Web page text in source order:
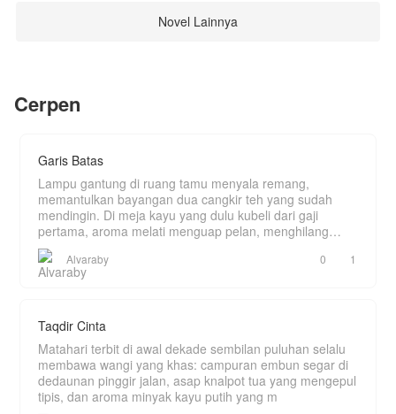
[Hadiah : alat penyulingan esensi Cairan dewa]
gunung, dan tidak ada dewa yang menginjak-injak
langit. Ini adalah alam yang murni fana, di mana
Wajahnya sangat tampan namun memancarkan
ketenangan yang tidak wajar untuk anak
seusianya. Matanya hitam pekat, sedalam lautan
malam.
Novel Lainnya
Cerpen
Garis Batas
Lampu gantung di ruang tamu menyala remang,
memantulkan bayangan dua cangkir teh yang sudah
mendingin. Di meja kayu yang dulu kubeli dari gaji
pertama, aroma melati menguap pelan, menghilang
ditelan k
Alvaraby 0 1
Taqdir Cinta
Matahari terbit di awal dekade sembilan puluhan selalu
membawa wangi yang khas: campuran embun segar di
dedaunan pinggir jalan, asap knalpot tua yang mengepul
tipis, dan aroma minyak kayu putih yang m